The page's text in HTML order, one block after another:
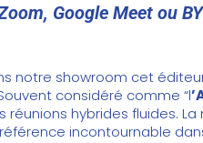
Google Meet ou
notre showroom cet
considéré comme “l
hybrides fluides.
incontournable